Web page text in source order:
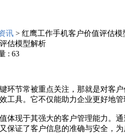
讯 > 红鹰工作手机客户价值评估模
估模型解析
: 63
环节常被重点关注，那就是对客
工具。它不仅能助力企业更好地
体现于其强大的客户管理能力。
保证了客户信息的准确与安全，